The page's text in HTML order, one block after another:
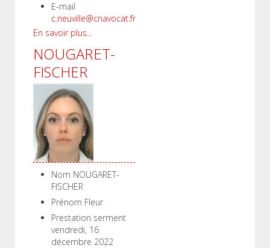
E-mail
c.neuville@cnavocat.fr
En savoir plus...
NOUGARET-
FISCHER
Nom NOUGARET-
FISCHER
Prénom Fleur
Prestation serment
vendredi, 16
décembre 2022